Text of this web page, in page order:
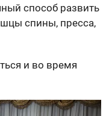
способ развить
спины, пресса,
и во время